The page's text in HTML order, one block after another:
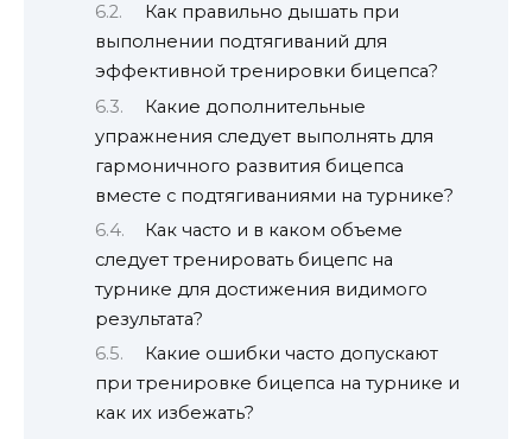
Как правильно дышать при
выполнении подтягиваний для
эффективной тренировки бицепса?
Какие дополнительные
упражнения следует выполнять для
гармоничного развития бицепса
вместе с подтягиваниями на турнике?
Как часто и в каком объеме
следует тренировать бицепс на
турнике для достижения видимого
результата?
Какие ошибки часто допускают
при тренировке бицепса на турнике и
как их избежать?